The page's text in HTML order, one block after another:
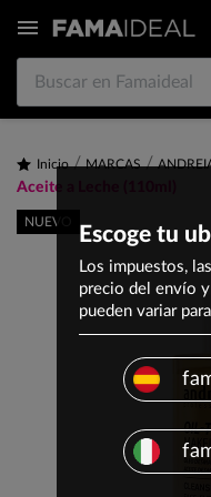

NUEVO
Inicio MARCAS
Aceite a Leche (110ml)
Escoge tu
Los impuestos,
precio del envío
pueden variar